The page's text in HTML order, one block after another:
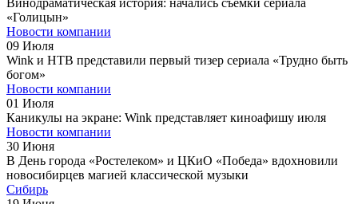
«Голицын»
Новости компании
09 Июля
Wink и НТВ представили первый тизер сериала «Трудно быть
богом»
Новости компании
01 Июля
Каникулы на экране: Wink представляет киноафишу июля
Новости компании
30 Июня
В День города «Ростелеком» и ЦКиО «Победа» вдохновили
новосибирцев магией классической музыки
Сибирь